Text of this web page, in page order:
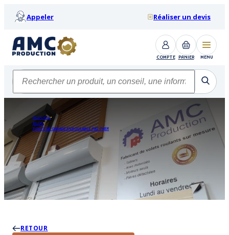
Appeler Réaliser un devis
COMPTE PANIER MENU
ACCUEIL
BLOG
PORTE DE GARAGE ENROULABLE PAS CHER
RETOUR